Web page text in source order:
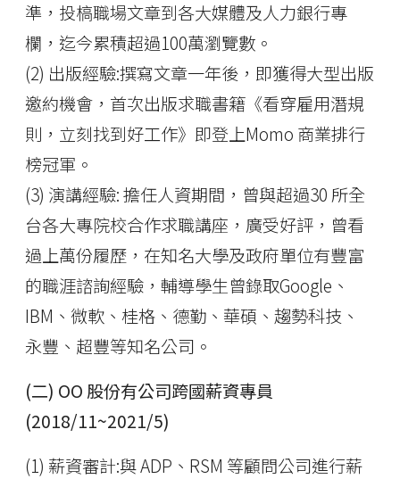
準，投槁職場文章到各大媒體及人力銀行專
欄，迄今累積超過100萬瀏覽數。
(2) 出版經驗:撰寫文章一年後，即獲得大型出版
邀約機會，首次出版求職書籍《看穿雇用潛規
則，立刻找到好工作》即登上Momo 商業排行
榜冠軍。
(3) 演講經驗: 擔任人資期間，曾與超過30 所全
台各大專院校合作求職講座，廣受好評，曾看
過上萬份履歷，在知名大學及政府單位有豐富
的職涯諮詢經驗，輔導學生曾錄取Google、
IBM、微軟、桂格、德勤、華碩、趨勢科技、
永豐、超豐等知名公司。
(二) OO 股份有公司跨國薪資專員
(2018/11~2021/5)
(1) 薪資審計:與 ADP、RSM 等顧問公司進行薪